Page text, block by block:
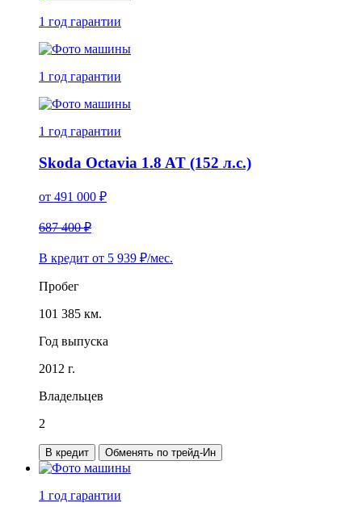
1 год гарантии
1 год гарантии
1 год гарантии
Skoda Octavia 1.8 AT (152 л.с.)
от 491 000 ₽
687 400 ₽
В кредит от 5 939 ₽/мес.
Пробег
101 385 км.
Год выпуска
2012 г.
Владельцев
2
В кредит Обменять по трейд-Ин
1 год гарантии